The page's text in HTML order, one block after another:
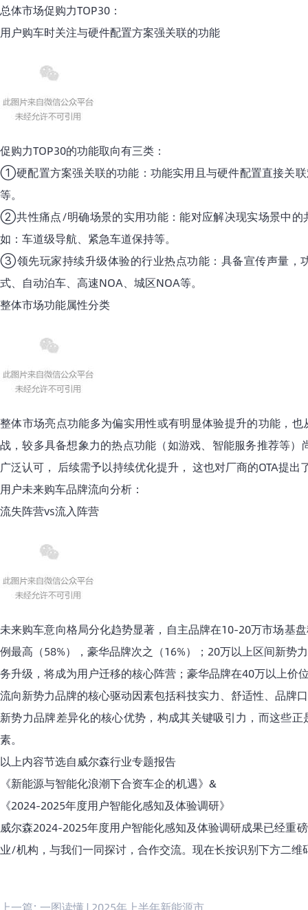
总体市场促购力TOP30：
用户购车时关注与硬件配置方案强关联的功能
促购力TOP30的功能取向有三类：
①硬配置方案强关联的功能：功能实用且与硬件配置直接关
等。
②共性痛点/明确场景的实用功能：能对应解决现实场景中的
如：车道级导航、紧急车道保持等。
③领先玩家持续升级体验的行业热点功能：具备宣传声量，
式、自动泊车、高速NOA、城区NOA等。
整体市场功能属性分类
整体市场亮点功能多为偏实用性或有明显体验提升的功能，
战，较多具备想象力的热点功能（如游戏、智能服务推荐等
广泛认可， 后续需予以持续优化提升， 这也对厂商的OTA提出
用户未来购车品牌流向分析：
流失阵营vs流入阵营
未来购车意向格局分化趋势显著，自主品牌在10-20万市场基
例最高（58%），豪华品牌次之（16%）；20万以上区间新势
务升级，将成为用户迁移的核心阵营；豪华品牌在40万以上价
流向新势力品牌的核心驱动因素包括科技实力、舒适性、品牌
新势力品牌差异化的核心优势，构成其关键吸引力，而这些
素。
以上内容节选自威尔森行业专题报告
《新能源与智能化浪潮下合资车企的机遇》&
《2024-2025年度用户智能化感知及体验调研》
威尔森2024-2025年度用户智能化感知及体验调研成果已经重
业/机构，与我们一同探讨，合作交流。现在长按识别下方二